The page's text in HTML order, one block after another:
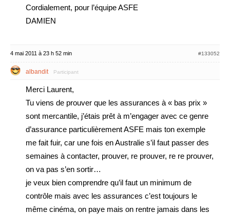
Cordialement, pour l’équipe ASFE
DAMIEN
4 mai 2011 à 23 h 52 min #133052
albandit Participant
Merci Laurent,
Tu viens de prouver que les assurances à « bas prix »
sont mercantile, j’étais prêt à m’engager avec ce genre
d’assurance particulièrement ASFE mais ton exemple
me fait fuir, car une fois en Australie s’il faut passer des
semaines à contacter, prouver, re prouver, re re prouver,
on va pas s’en sortir…
je veux bien comprendre qu’il faut un minimum de
contrôle mais avec les assurances c’est toujours le
même cinéma, on paye mais on rentre jamais dans les